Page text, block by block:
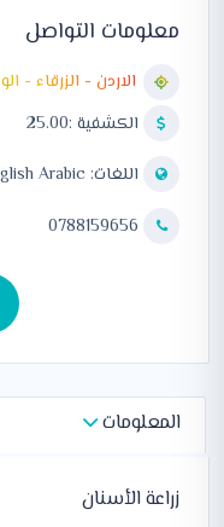
معلومات التواصل
الاردن - الزرقاء -
الكشفية :25.00
اللغات: Arabic
المعلومات
زراعة الأسنان